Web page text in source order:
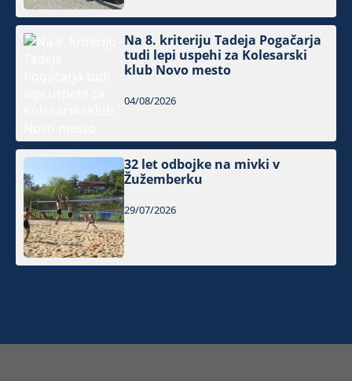
Na 8. kriteriju Tadeja Pogačarja
tudi lepi uspehi za Kolesarski
klub Novo mesto
04/08/2026
32 let odbojke na mivki v
Žužemberku
29/07/2026